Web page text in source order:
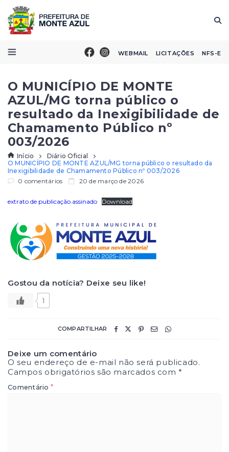
WEBMAIL LICITAÇÕES NFS-E
O MUNICÍPIO DE MONTE
AZUL/MG torna público o
resultado da Inexigibilidade de
Chamamento Público nº
003/2026
Início
Diário Oficial
O MUNICÍPIO DE MONTE AZUL/MG torna público o resultado da
Inexigibilidade de Chamamento Público nº 003/2026
0 comentários
20 de março de 2026
extrato de publicação.assinado Download
Gostou da notícia? Deixe seu like!
1
COMPARTILHAR
Deixe um comentário
O seu endereço de e-mail não será publicado.
Campos obrigatórios são marcados com*
Comentário *